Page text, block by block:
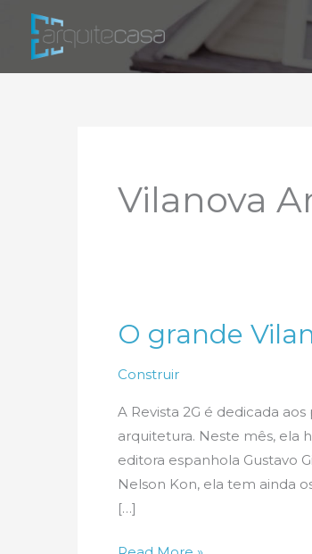
Vilanova
O grande
Construir
A Revista 2G é dedicada
arquitetura. Neste mês, ela
editora espanhola Gustavo
Nelson Kon, ela tem ainda
[…]